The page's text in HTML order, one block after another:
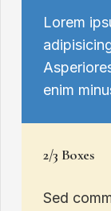
Lorem
enim
2/3 Boxes
Sed